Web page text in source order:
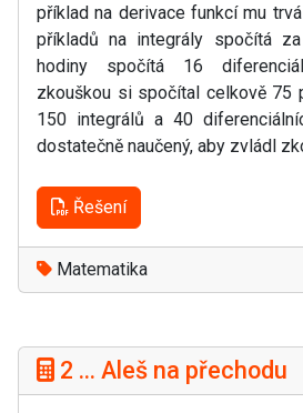
příklad na derivace funkcí mu
příkladů na integrály spočítá
hodiny spočítá 16
zkouškou si spočítal celkově 75
150 integrálů a 40
dostatečně naučený, aby zvládl
Řešení
Matematika
2 ... Aleš na přechodu